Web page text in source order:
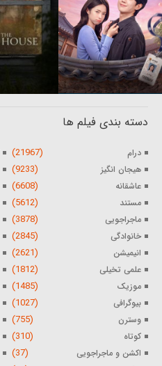
دسته بندی فیلم ها
درام (21967)
هیجان انگیز (9233)
عاشقانه (6608)
مستند (5612)
ماجراجویی (3878)
خانوادگی (2845)
انیمیشن (2621)
علمی تخیلی (1812)
موزیک (1485)
بیوگرافی (1027)
وسترن (755)
کوتاه (310)
اکشن و ماجراجویی (37)